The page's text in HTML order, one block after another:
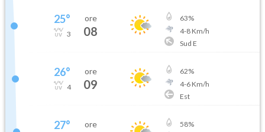
25°
3
ore
08
63%
4-8Km/h
Sud E
26°
4
ore
09
62%
4-6Km/h
Est
27° ore 58%